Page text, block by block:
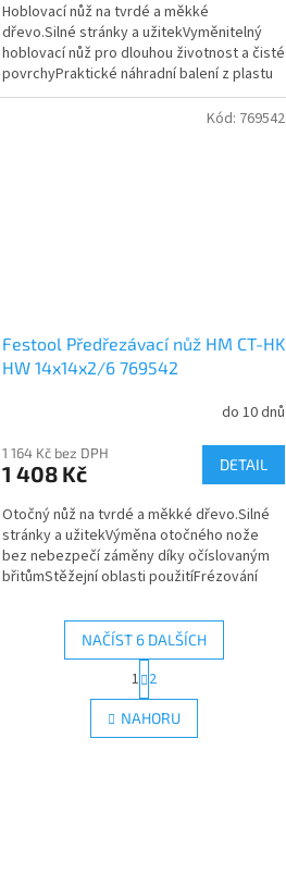
Hoblovací nůž na tvrdé a měkké
dřevo.Silné stránky a užitekVyměnitelný
hoblovací nůž pro dlouhou životnost a čisté
povrchyPraktické náhradní balení z plastu
chrání nože a...
Festool Předřezávací nůž HM CT-HK
HW 14x14x2/6 769542
do 10 dnů
1 164 Kč bez DPH
1 408 Kč DETAIL
Otočný nůž na tvrdé a měkké dřevo.Silné
stránky a užitekVýměna otočného nože
bez nebezpečí záměny díky očíslovaným
břitůmStěžejní oblasti použitíFrézování
Kód: 769542
O
v
l
NAČÍST 6 DALŠÍCH
t
r
á
n
1 2
NAHORU